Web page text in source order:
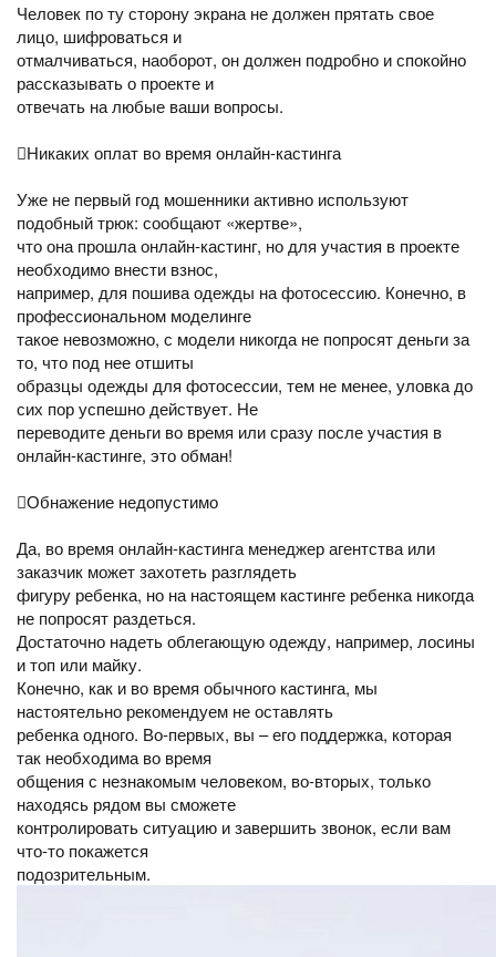
Человек по ту сторону экрана не должен прятать свое
лицо, шифроваться и
отмалчиваться, наоборот, он должен подробно и спокойно
рассказывать о проекте и
отвечать на любые ваши вопросы.
Никаких оплат во время онлайн-кастинга
Уже не первый год мошенники активно используют
подобный трюк: сообщают «жертве»,
что она прошла онлайн-кастинг, но для участия в проекте
необходимо внести взнос,
например, для пошива одежды на фотосессию. Конечно, в
профессиональном моделинге
такое невозможно, с модели никогда не попросят деньги за
то, что под нее отшиты
образцы одежды для фотосессии, тем не менее, уловка до
сих пор успешно действует. Не
переводите деньги во время или сразу после участия в
онлайн-кастинге, это обман!
Обнажение недопустимо
Да, во время онлайн-кастинга менеджер агентства или
заказчик может захотеть разглядеть
фигуру ребенка, но на настоящем кастинге ребенка никогда
не попросят раздеться.
Достаточно надеть облегающую одежду, например, лосины
и топ или майку.
Конечно, как и во время обычного кастинга, мы
настоятельно рекомендуем не оставлять
ребенка одного. Во-первых, вы – его поддержка, которая
так необходима во время
общения с незнакомым человеком, во-вторых, только
находясь рядом вы сможете
контролировать ситуацию и завершить звонок, если вам
что-то покажется
подозрительным.